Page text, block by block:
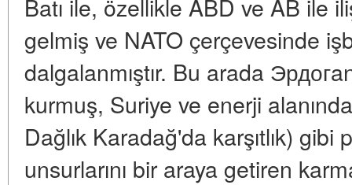
Batı ile, özellikle ABD ve AB ile
gelmiş ve NATO çerçevesinde
dalgalanmıştır. Bu arada
kurmuş, Suriye ve enerji
Dağlık Karadağ'da karşıtlık) gibi
unsurlarını bir araya getiren